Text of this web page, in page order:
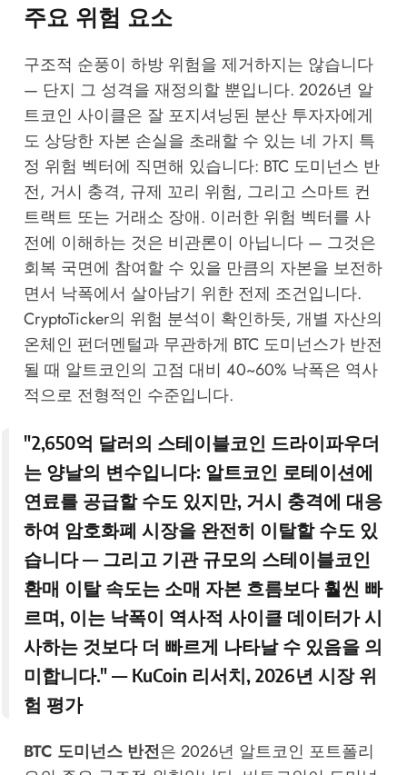
주요 위험 요소
구조적 순풍이 하방 위험을 제거하지는 않습니다
— 단지 그 성격을 재정의할 뿐입니다. 2026년 알
트코인 사이클은 잘 포지셔닝된 분산 투자자에게
도 상당한 자본 손실을 초래할 수 있는 네 가지 특
정 위험 벡터에 직면해 있습니다: BTC 도미넌스 반
전, 거시 충격, 규제 꼬리 위험, 그리고 스마트 컨
트랙트 또는 거래소 장애. 이러한 위험 벡터를 사
전에 이해하는 것은 비관론이 아닙니다 — 그것은
회복 국면에 참여할 수 있을 만큼의 자본을 보전하
면서 낙폭에서 살아남기 위한 전제 조건입니다.
CryptoTicker의 위험 분석이 확인하듯, 개별 자산의
온체인 펀더멘털과 무관하게 BTC 도미넌스가 반전
될 때 알트코인의 고점 대비 40~60% 낙폭은 역사
적으로 전형적인 수준입니다.
"2,650억 달러의 스테이블코인 드라이파우더
는 양날의 변수입니다: 알트코인 로테이션에
연료를 공급할 수도 있지만, 거시 충격에 대응
하여 암호화폐 시장을 완전히 이탈할 수도 있
습니다 — 그리고 기관 규모의 스테이블코인
환매 이탈 속도는 소매 자본 흐름보다 훨씬 빠
르며, 이는 낙폭이 역사적 사이클 데이터가 시
사하는 것보다 더 빠르게 나타날 수 있음을 의
미합니다." — KuCoin 리서치, 2026년 시장 위
험 평가
BTC 도미넌스 반전은 2026년 알트코인 포트폴리